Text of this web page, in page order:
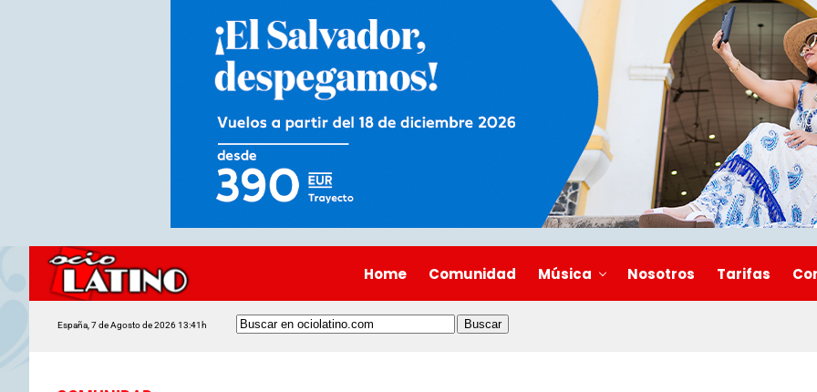
Home Comunidad Música Nosotros Tarifas
España, 7 de Agosto de 2026 13:41h